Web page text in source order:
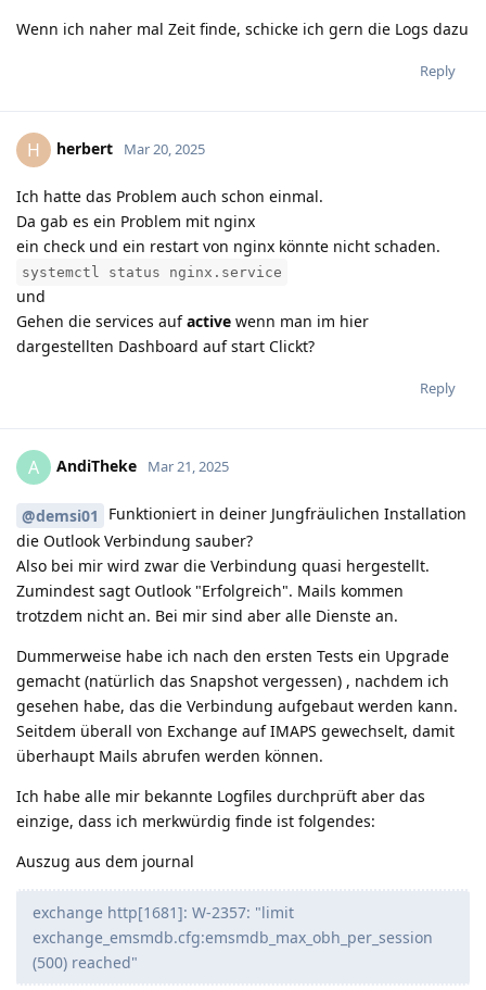
Wenn ich naher mal Zeit finde, schicke ich gern die Logs dazu
Reply
H herbert Mar 20, 2025
Ich hatte das Problem auch schon einmal.
Da gab es ein Problem mit nginx
ein check und ein restart von nginx könnte nicht schaden.
systemctl status nginx.service
und
Gehen die services aufactive wenn man im hier
dargestellten Dashboard auf start Clickt?
Reply
A AndiTheke Mar 21, 2025
@demsi01
Funktioniert in deiner Jungfräulichen Installation
die Outlook Verbindung sauber?
Also bei mir wird zwar die Verbindung quasi hergestellt.
Zumindest sagt Outlook "Erfolgreich". Mails kommen
trotzdem nicht an. Bei mir sind aber alle Dienste an.
Dummerweise habe ich nach den ersten Tests ein Upgrade
gemacht (natürlich das Snapshot vergessen) , nachdem ich
gesehen habe, das die Verbindung aufgebaut werden kann.
Seitdem überall von Exchange auf IMAPS gewechselt, damit
überhaupt Mails abrufen werden können.
Ich habe alle mir bekannte Logfiles durchprüft aber das
einzige, dass ich merkwürdig finde ist folgendes:
Auszug aus dem journal
exchange http[1681]: W-2357: "limit
exchange_emsmdb.cfg:emsmdb_max_obh_per_session
(500) reached"